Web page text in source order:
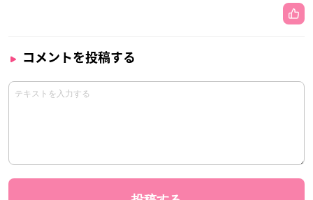
コメントを投稿する